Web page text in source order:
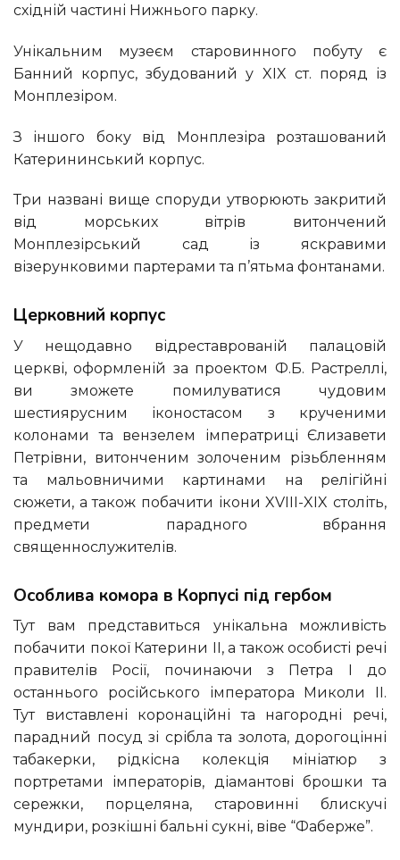
східній частині Нижнього парку.
Унікальним музеєм старовинного побуту є
Банний корпус, збудований у XIX ст. поряд із
Монплезіром.
З іншого боку від Монплезіра розташований
Катерининський корпус.
Три названі вище споруди утворюють закритий
від морських вітрів витончений
Монплезірський сад із яскравими
візерунковими партерами та п’ятьма фонтанами.
Церковний корпус
У нещодавно відреставрованій палацовій
церкві, оформленій за проектом Ф.Б. Растреллі,
ви зможете помилуватися чудовим
шестиярусним іконостасом з крученими
колонами та вензелем імператриці Єлизавети
Петрівни, витонченим золоченим різьбленням
та мальовничими картинами на релігійні
сюжети, а також побачити ікони XVIII-XIX століть,
предмети парадного вбрання
священнослужителів.
Особлива комора в Корпусі під гербом
Тут вам представиться унікальна можливість
побачити покої Катерини II, а також особисті речі
правителів Росії, починаючи з Петра I до
останнього російського імператора Миколи II.
Тут виставлені коронаційні та нагородні речі,
парадний посуд зі срібла та золота, дорогоцінні
табакерки, рідкісна колекція мініатюр з
портретами імператорів, діамантові брошки та
сережки, порцеляна, старовинні блискучі
мундири, розкішні бальні сукні, віве “Фаберже”.